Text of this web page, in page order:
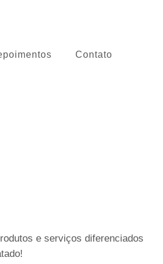
Contato
e serviços diferenciados